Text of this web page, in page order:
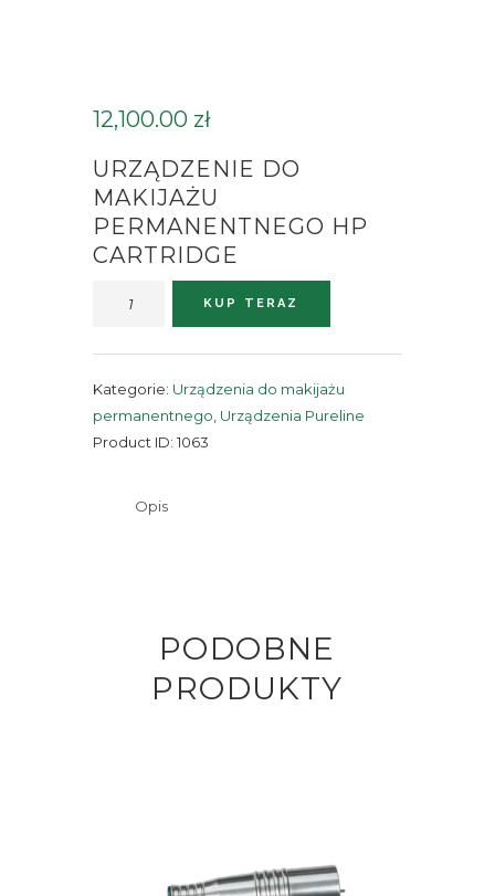
12,100.00 zł
URZĄDZENIE DO
MAKIJAŻU
PERMANENTNEGO HP
CARTRIDGE
permanentnego
HP
Cartridge
KUP TERAZ
Kategorie: Urządzenia do makijażu
permanentnego, Urządzenia Pureline
Product ID: 1063
Opis
PODOBNE
PRODUKTY